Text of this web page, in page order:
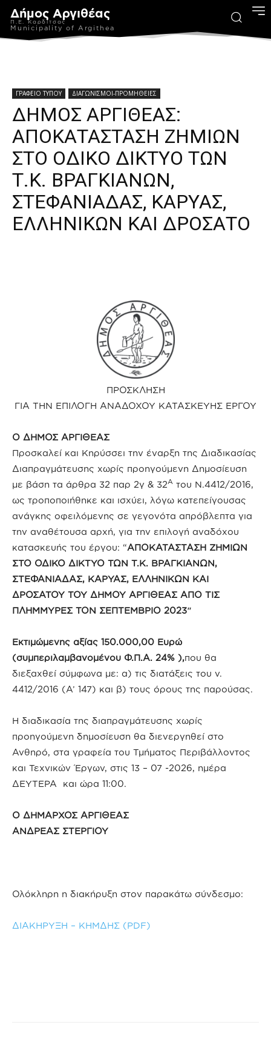
Δήμος Αργιθέας
Π.Ε. Καρδίτσας
Municipality of Argithea
ΓΡΑΦΕΙΟ ΤΥΠΟΥ ΔΙΑΓΩΝΙΣΜΟΙ-ΠΡΟΜΗΘΕΙΕΣ
ΔΗΜΟΣ ΑΡΓΙΘΕΑΣ:
ΑΠΟΚΑΤΑΣΤΑΣΗ ΖΗΜΙΩΝ
ΣΤΟ ΟΔΙΚΟ ΔΙΚΤΥΟ ΤΩΝ
Τ.Κ. ΒΡΑΓΚΙΑΝΩΝ,
ΣΤΕΦΑΝΙΑΔΑΣ, ΚΑΡΥΑΣ,
ΕΛΛΗΝΙΚΩΝ ΚΑΙ ΔΡΟΣΑΤΟ
ΠΡΟΣΚΛΗΣΗ
ΓΙΑ ΤΗΝ ΕΠΙΛΟΓΗ ΑΝΑΔΟΧΟΥ ΚΑΤΑΣΚΕΥΗΣ ΕΡΓΟΥ
Ο ΔΗΜΟΣ ΑΡΓΙΘΕΑΣ
Προσκαλεί και Κηρύσσει την έναρξη της Διαδικασίας
Διαπραγμάτευσης χωρίς προηγούμενη Δημοσίευση
με βάση τα άρθρα 32 παρ 2γ & 32Α του Ν.4412/2016,
ως τροποποιήθηκε και ισχύει, λόγω κατεπείγουσας
ανάγκης οφειλόμενης σε γεγονότα απρόβλεπτα για
την αναθέτουσα αρχή, για την επιλογή αναδόχου
κατασκευής του έργου: “ΑΠΟΚΑΤΑΣΤΑΣΗ ΖΗΜΙΩΝ
ΣΤΟ ΟΔΙΚΟ ΔΙΚΤΥΟ ΤΩΝ Τ.Κ. ΒΡΑΓΚΙΑΝΩΝ,
ΣΤΕΦΑΝΙΑΔΑΣ, ΚΑΡΥΑΣ, ΕΛΛΗΝΙΚΩΝ ΚΑΙ
ΔΡΟΣΑΤΟΥ ΤΟΥ ΔΗΜΟΥ ΑΡΓΙΘΕΑΣ ΑΠΟ ΤΙΣ
ΠΛΗΜΜΥΡΕΣ ΤΟΝ ΣΕΠΤΕΜΒΡΙΟ 2023″
Εκτιμώμενης αξίας 150.000,00 Ευρώ
(συμπεριλαμβανομένου Φ.Π.Α. 24% ),που θα
διεξαχθεί σύμφωνα με: α) τις διατάξεις του ν.
4412/2016 (Α’ 147) και β) τους όρους της παρούσας.
Η διαδικασία της διαπραγμάτευσης χωρίς
προηγούμενη δημοσίευση θα διενεργηθεί στο
Ανθηρό, στα γραφεία του Τμήματος Περιβάλλοντος
και Τεχνικών Έργων, στις 13 – 07 -2026, ημέρα
ΔΕΥΤΕΡΑ και ώρα 11:00.
Ο ΔΗΜΑΡΧΟΣ ΑΡΓΙΘΕΑΣ
ΑΝΔΡΕΑΣ ΣΤΕΡΓΙΟΥ
Ολόκληρη η διακήρυξη στον παρακάτω σύνδεσμο:
ΔΙΑΚΗΡΥΞΗ – ΚΗΜΔΗΣ (PDF)